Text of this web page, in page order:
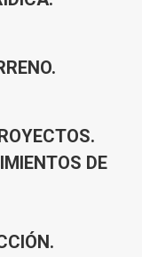
DE